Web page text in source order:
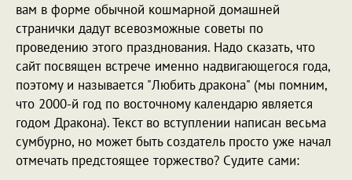
вам в форме обычной кошмарной домашней
странички дадут всевозможные советы по
проведению этого празднования. Надо сказать, что
сайт посвящен встрече именно надвигающегося года,
поэтому и называется "Любить дракона" (мы помним,
что 2000-й год по восточному календарю является
годом Дракона). Текст во вступлении написан весьма
сумбурно, но может быть создатель просто уже начал
отмечать предстоящее торжество? Судите сами: